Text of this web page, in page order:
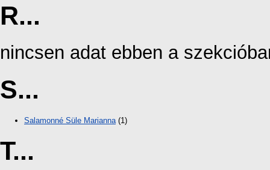
R...
nincsen adat ebben a
S...
Salamonné Süle Marianna(1)
T...